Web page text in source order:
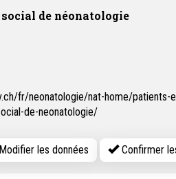
de néonatologie
fr/neonatologie/nat-home/patients-
de-neonatologie/
les données Confirmer